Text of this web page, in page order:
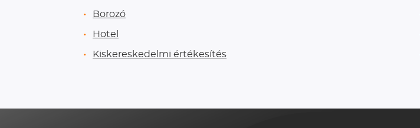
Borozó
Hotel
Kiskereskedelmi értékesítés